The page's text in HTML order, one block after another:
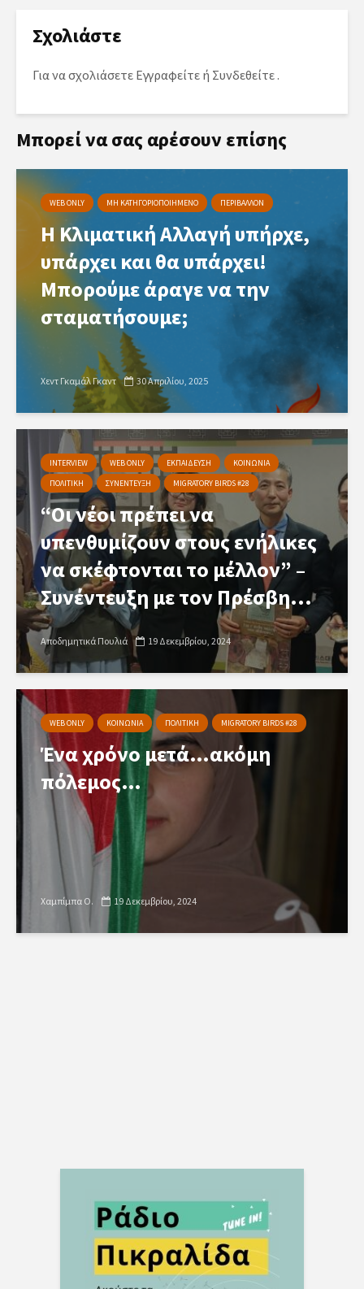
Σχολιάστε
Για να σχολιάσετε Εγγραφείτε ή Συνδεθείτε .
Μπορεί να σας αρέσουν επίσης
WEB ONLY ΜΗ ΚΑΤΗΓΟΡΙΟΠΟΙΗΜΕΝΟ ΠΕΡΙΒΑΛΛΟΝ
Η Κλιματική Αλλαγή υπήρχε,
υπάρχει και θα υπάρχει!
Μπορούμε άραγε να την
σταματήσουμε;
Χεντ Γκαμάλ Γκαντ 30 Απριλίου, 2025
INTERVIEW WEB ONLY ΕΚΠΑΙΔΕΥΣΗ
ΚΟΙΝΩΝΙΑ
ΠΟΛΙΤΙΚΗ
ΣΥΝΕΝΤΕΥΞΗ MIGRATORY BIRDS #28
“Οι νέοι πρέπει να
υπενθυμίζουν στους ενήλικες
να σκέφτονται το μέλλον” –
Συνέντευξη με τον Πρέσβη...
Αποδημητικά Πουλιά 19 Δεκεμβρίου, 2024
WEB ONLY ΚΟΙΝΩΝΙΑ ΠΟΛΙΤΙΚΗ MIGRATORY BIRDS #28
Ένα χρόνο μετά…ακόμη
πόλεμος…
Χαμπίμπα Ο. 19 Δεκεμβρίου, 2024